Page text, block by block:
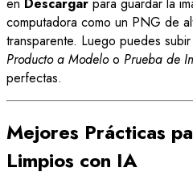
en Descargar para guardar la
computadora como un PNG de
transparente. Luego puedes
Producto a Modeloo Prueba de
perfectas.
Mejores Prácticas
Limpios con IA